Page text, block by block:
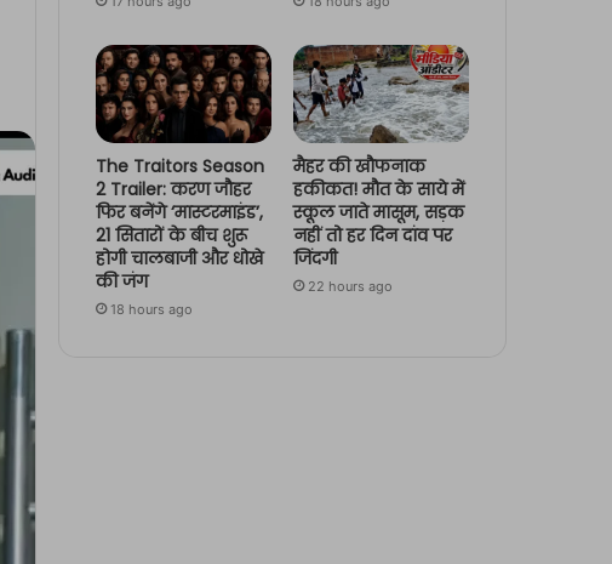
The Traitors Season
2 Trailer: करण जौहर
फिर बनेंगे ‘मास्टरमाइंड’,
21 सितारों के बीच शुरू
होगी चालबाजी और धोखे
की जंग
18 hours ago
मैहर की खौफनाक
हकीकत! मौत के साये में
स्कूल जाते मासूम, सड़क
नहीं तो हर दिन दांव पर
जिंदगी
22 hours ago